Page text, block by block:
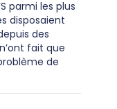
parmi les plus
disposaient
des
fait que
de